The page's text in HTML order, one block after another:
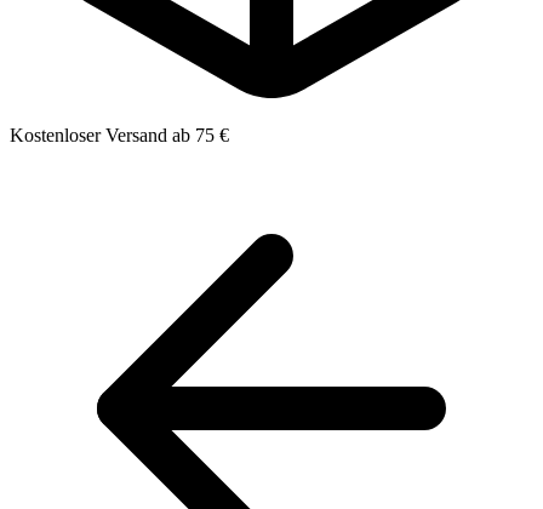
Kostenloser Versand ab 75 €